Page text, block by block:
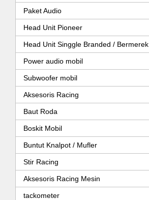
Paket Audio
Head Unit Pioneer
Head Unit Singgle Branded / Bermerek
Power audio mobil
Subwoofer mobil
Aksesoris Racing
Baut Roda
Boskit Mobil
Buntut Knalpot / Mufler
Stir Racing
Aksesoris Racing Mesin
tackometer